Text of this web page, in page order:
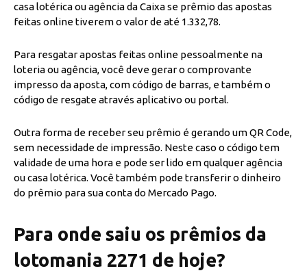
casa lotérica ou agência da Caixa se prêmio das apostas
feitas online tiverem o valor de até 1.332,78.
Para resgatar apostas feitas online pessoalmente na
loteria ou agência, você deve gerar o comprovante
impresso da aposta, com código de barras, e também o
código de resgate através aplicativo ou portal.
Outra forma de receber seu prêmio é gerando um QR Code,
sem necessidade de impressão. Neste caso o código tem
validade de uma hora e pode ser lido em qualquer agência
ou casa lotérica. Você também pode transferir o dinheiro
do prêmio para sua conta do Mercado Pago.
Para onde saiu os prêmios da
lotomania 2271 de hoje?